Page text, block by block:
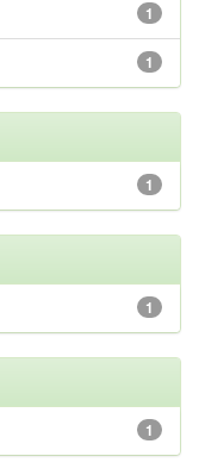
1
1
1
1
1